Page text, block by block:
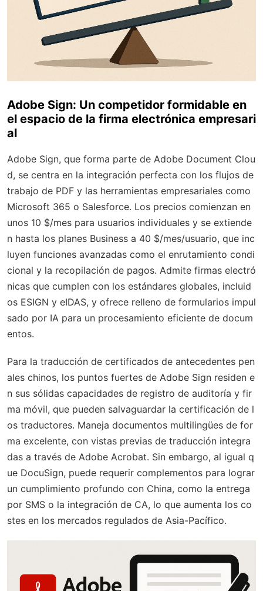
Adobe Sign: Un competidor formidable en
el espacio de la firma electrónica empresari
al
Adobe Sign, que forma parte de Adobe Document Clou
d, se centra en la integración perfecta con los flujos de
trabajo de PDF y las herramientas empresariales como
Microsoft 365 o Salesforce. Los precios comienzan en
unos 10 $/mes para usuarios individuales y se extiende
n hasta los planes Business a 40 $/mes/usuario, que inc
luyen funciones avanzadas como el enrutamiento condi
cional y la recopilación de pagos. Admite firmas electró
nicas que cumplen con los estándares globales, incluid
os ESIGN y eIDAS, y ofrece relleno de formularios impul
sado por IA para un procesamiento eficiente de docum
entos.
Para la traducción de certificados de antecedentes pen
ales chinos, los puntos fuertes de Adobe Sign residen e
n sus sólidas capacidades de registro de auditoría y fir
ma móvil, que pueden salvaguardar la certificación de l
os traductores. Maneja documentos multilingües de for
ma excelente, con vistas previas de traducción integra
das a través de Adobe Acrobat. Sin embargo, al igual q
ue DocuSign, puede requerir complementos para lograr
un cumplimiento profundo con China, como la entrega
por SMS o la integración de CA, lo que aumenta los co
stes en los mercados regulados de Asia-Pacífico.